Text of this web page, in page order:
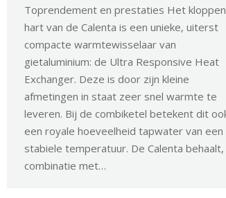
Toprendement en prestaties Het
hart van de Calenta is een unieke, uiterst
compacte warmtewisselaar van
gietaluminium: de Ultra Responsive Heat
Exchanger. Deze is door zijn kleine
afmetingen in staat zeer snel warmte te
leveren. Bij de combiketel betekent dit
een royale hoeveelheid tapwater van een
stabiele temperatuur. De Calenta behaalt,
combinatie met…